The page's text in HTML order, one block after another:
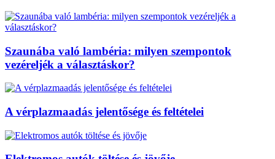
Szaunába való lambéria: milyen szempontok
vezéreljék a választáskor?
A vérplazmaadás jelentősége és feltételei